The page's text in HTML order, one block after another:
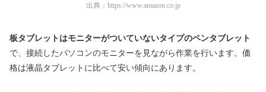
出典： https://www.amazon.co.jp
板タブレットはモニターがついていないタイプのペンタブレット
で、接続したパソコンのモニターを見ながら作業を行います。価
格は液晶タブレットに比べて安い傾向にあります。